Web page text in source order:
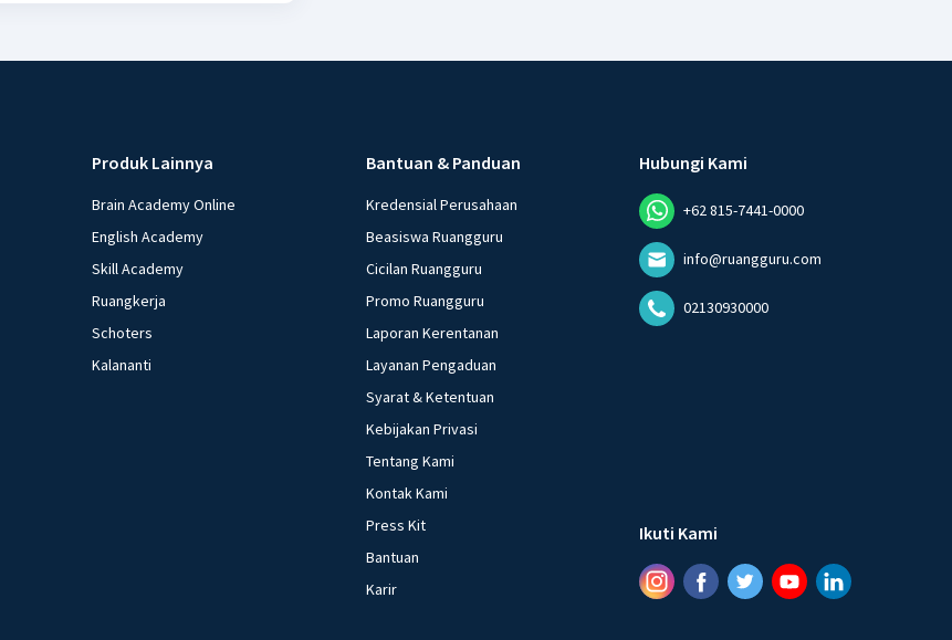
Produk Lainnya
Brain Academy Online
English Academy
Skill Academy
Ruangkerja
Schoters
Kalananti
Bantuan & Panduan
Kredensial Perusahaan
Beasiswa Ruangguru
Cicilan Ruangguru
Promo Ruangguru
Laporan Kerentanan
Layanan Pengaduan
Syarat & Ketentuan
Kebijakan Privasi
Tentang Kami
Kontak Kami
Press Kit
Bantuan
Karir
Hubungi Kami
+62 815-7441-0000
info@ruangguru.com
02130930000
Ikuti Kami